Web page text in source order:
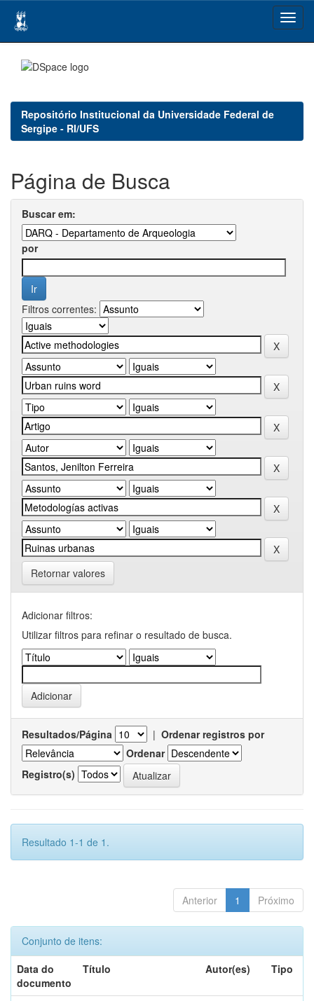
navigation
Repositório Institucional da Universidade Federal de
Sergipe - RI/UFS
Página de Busca
Buscar em:
por
Filtros correntes:
Retornar valores
Adicionar filtros:
Utilizar filtros para refinar o resultado de busca.
Resultados/Página | Ordenar registros por
Ordenar
Registro(s)
Resultado 1-1 de 1.
Anterior 1 Próximo
Conjunto de itens:
Data do
documento
Título Autor(es) Tipo